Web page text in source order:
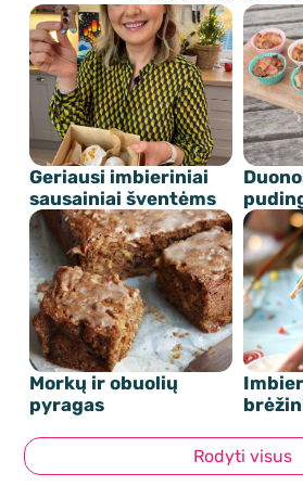
Geriausi imbieriniai
sausainiai šventėms
Morkų ir obuolių
pyragas
Rodyti visus